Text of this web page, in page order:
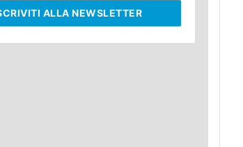
ALLA NEWSLETTER